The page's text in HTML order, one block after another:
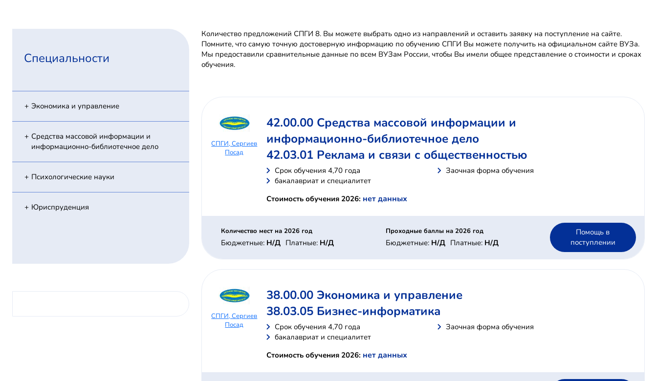
Специальности
Экономика и управление
Средства массовой информации и
информационно-библиотечное дело
Психологические науки
Юриспруденция
Количество предложений СПГИ 8. Вы можете выбрать одно из направлений и оставить заявку на поступление на сайте.
Помните, что самую точную достоверную информацию по обучению СПГИ Вы можете получить на официальном сайте ВУЗа.
Мы предоставили сравнительные данные по всем ВУЗам России, чтобы Вы имели общее представление о стоимости и сроках
обучения.
СПГИ, Сергиев
Посад
42.00.00 Средства массовой информации и
информационно-библиотечное дело
42.03.01 Реклама и связи с общественностью
Cрок обучения 4,70 года
Заочная форма обучения
бакалавриат и специалитет
Стоимость обучения 2026: нет данных
Количество мест на 2026 год
Бюджетные: Н/Д Платные: Н/Д
Проходные баллы на 2026 год
Бюджетные: Н/Д Платные: Н/Д
Помощь в
поступлении
СПГИ, Сергиев
Посад
38.00.00 Экономика и управление
38.03.05 Бизнес-информатика
Cрок обучения 4,70 года
Заочная форма обучения
бакалавриат и специалитет
Стоимость обучения 2026: нет данных